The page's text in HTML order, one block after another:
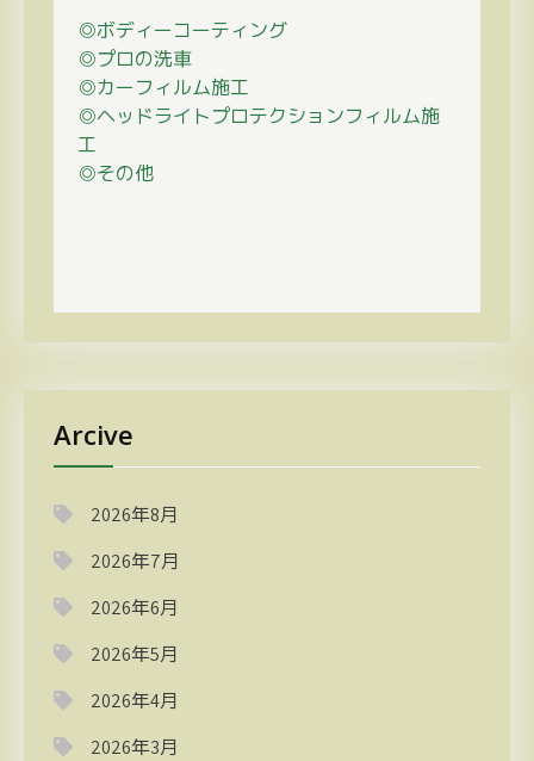
◎ボディーコーティング
◎プロの洗車
◎カーフィルム施工
◎ヘッドライトプロテクションフィルム施
工
◎その他
Arcive
2026年8月
2026年7月
2026年6月
2026年5月
2026年4月
2026年3月